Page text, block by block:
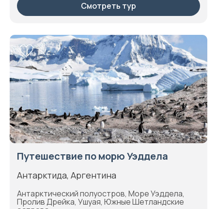
Смотреть тур
Путешествие по морю Уэддела
Антарктида, Аргентина
Антарктический полуостров, Море Уэддела,
Пролив Дрейка, Ушуая, Южные Шетландские